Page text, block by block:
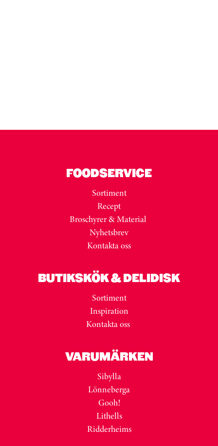
FOODSERVICE
Sortiment
Recept
Broschyrer & Material
Nyhetsbrev
Kontakta oss
BUTIKSKÖK & DELIDISK
Sortiment
Inspiration
Kontakta oss
VARUMÄRKEN
Sibylla
Lönneberga
Gooh!
Lithells
Ridderheims